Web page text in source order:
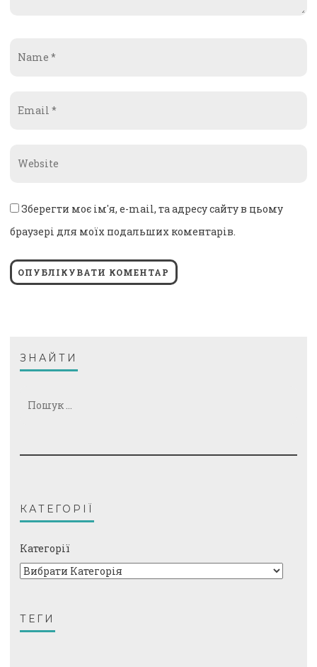
Зберегти моє ім'я, e-mail, та адресу сайту в цьому
браузері для моїх подальших коментарів.
ЗНАЙТИ
КАТЕГОРІЇ
Категорії
ТЕГИ